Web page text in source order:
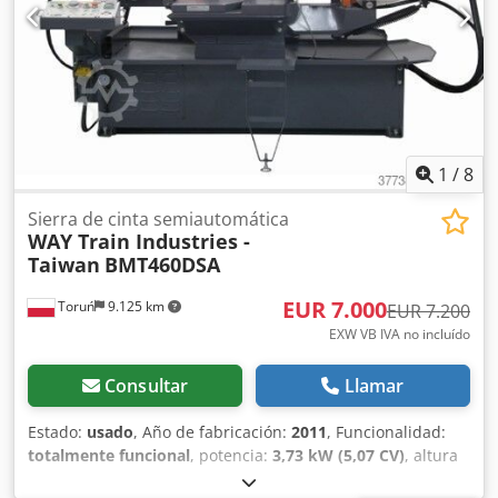
superficies de corte limpias. Codozp Iu Sopfx Angerf La
Klaeger & Müller HBA 300 G CNC es especialmente
adecuada para su uso industrial en talleres de cerrajería,
empresas de construcción de acero, fabricantes de
herramientas y máquinas, así como en la producción en
1 /8
Toruń 9.125 km
Sierra de cinta semiautomática
WAY Train Industries -
Taiwan BMT460DSA
EUR 7.000EUR 7.200
EXW VB IVA no incluído
Consultar Llamar
Estado: usado, Año de fabricación: 2011, Funcionalidad:
totalmente funcional, potencia: 3,73 kW (5,07 CV), altura
, anchura de corte (máx.):